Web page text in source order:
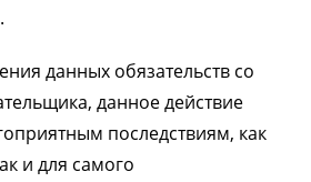
данных обязательств со
данное действие
последствиям, как
и для самого